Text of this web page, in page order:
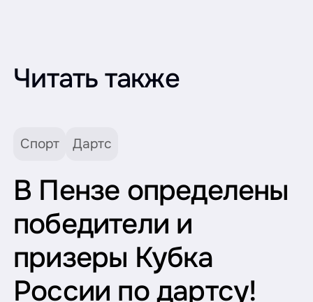
Читать также
Спорт Дартс
В Пензе определены
победители и
призеры Кубка
России по дартсу!